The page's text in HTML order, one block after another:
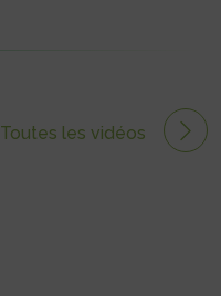
Toutes les vidéos